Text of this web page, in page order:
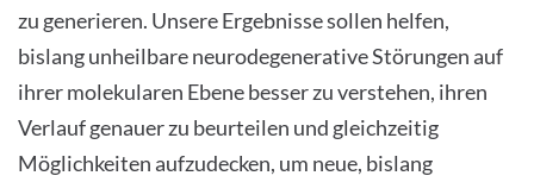
zu generieren. Unsere Ergebnisse sollen helfen,
bislang unheilbare neurodegenerative Störungen auf
ihrer molekularen Ebene besser zu verstehen, ihren
Verlauf genauer zu beurteilen und gleichzeitig
Möglichkeiten aufzudecken, um neue, bislang